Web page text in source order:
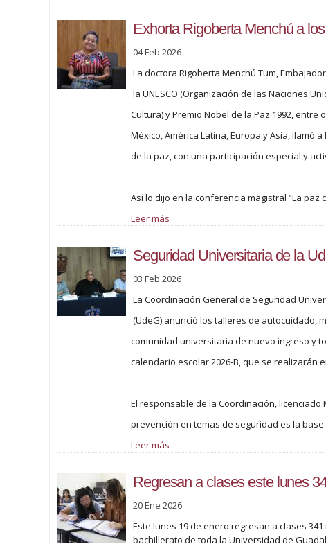
Exhorta Rigoberta Menchú a
04 Feb 2026
La doctora Rigoberta Menchú Tum,
la UNESCO (Organización de las Naciones
Cultura) y Premio Nobel de la Paz 1992,
México, América Latina, Europa y Asia, llamó
de la paz, con una participación especial y
Así lo dijo en la conferencia magistral “La paz
Leer más
Seguridad Universitaria de la
03 Feb 2026
La Coordinación General de Seguridad
(UdeG) anunció los talleres de autocuidado,
comunidad universitaria de nuevo ingreso y
calendario escolar 2026-B, que se realizarán
El responsable de la Coordinación,
prevención en temas de seguridad es la
Leer más
Regresan a clases este lunes
20 Ene 2026
Este lunes 19 de enero regresan a clases
bachillerato de toda la Universidad de